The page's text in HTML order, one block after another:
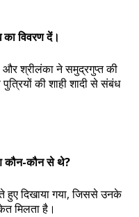
विवरण दें।
श्रीलंका ने समुद्रगुप्त की
की शाही शादी से संबंध
कौन-कौन से थे?
हुए दिखाया गया, जिससे उनके
मिलता है।